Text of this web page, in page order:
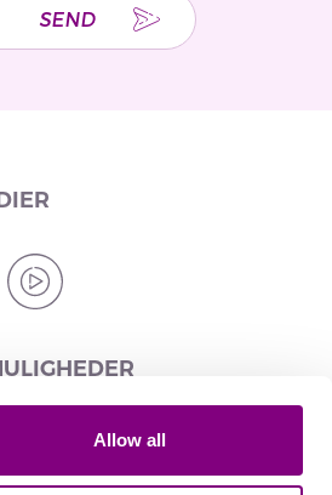
Allow all
SEND